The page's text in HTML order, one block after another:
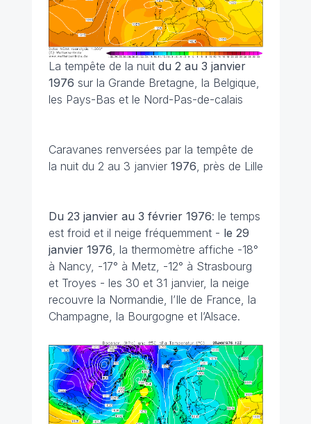
La tempête de la nuit du 2 au 3 janvier
1976 sur la Grande Bretagne, la Belgique,
les Pays-Bas et le Nord-Pas-de-calais
Caravanes renversées par la tempête de
la nuit du 2 au 3 janvier 1976, près de Lille
Du 23 janvier au 3 février 1976: le temps
est froid et il neige fréquemment - le 29
janvier 1976, la thermomètre affiche -18°
à Nancy, -17° à Metz, -12° à Strasbourg
et Troyes - les 30 et 31 janvier, la neige
recouvre la Normandie, l’Ile de France, la
Champagne, la Bourgogne et l’Alsace.